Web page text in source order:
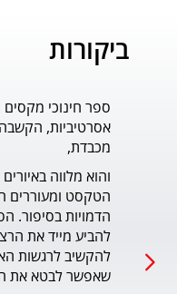
ביקורות
ספר חינוכי
אסרטיביות,
מכבדת,